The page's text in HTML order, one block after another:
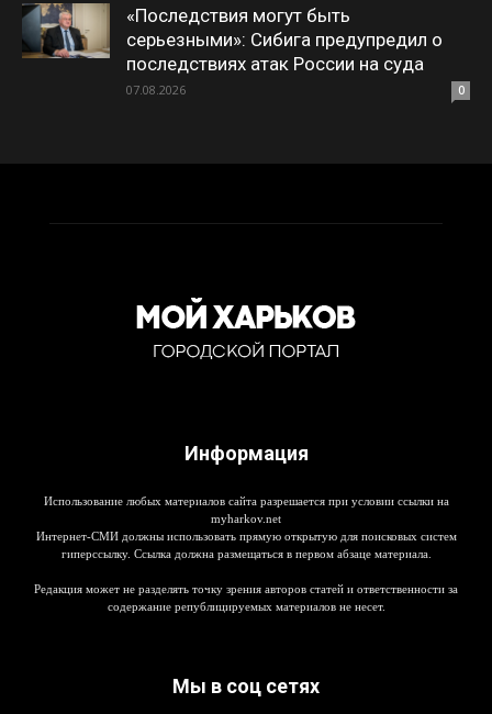
«Последствия могут быть
серьезными»: Сибига предупредил о
последствиях атак России на суда
07.08.2026 0
Информация
Использование любых материалов сайта разрешается при условии ссылки на
myharkov.net
Интернет-СМИ должны использовать прямую открытую для поисковых систем
гиперссылку. Ссылка должна размещаться в первом абзаце материала.
Редакция может не разделять точку зрения авторов статей и ответственности за
содержание републицируемых материалов не несет.
Мы в соц сетях